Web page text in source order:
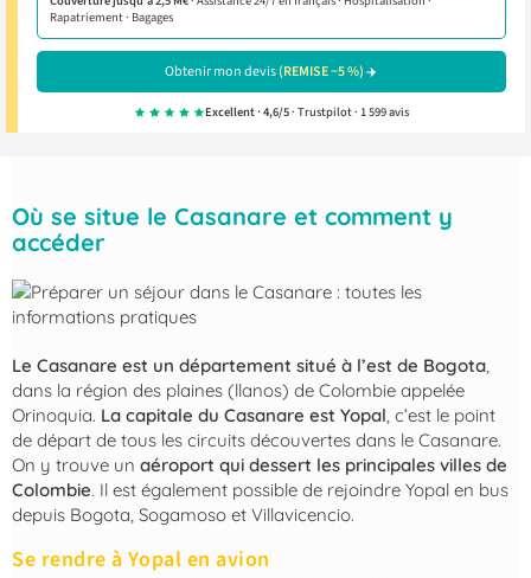
Rapatriement · Bagages
Obtenir mon devis(REMISE −5 %)
Excellent · 4,6/5· Trustpilot · 1 599 avis
Où se situe le Casanare et comment y
accéder
Le Casanare est un département situé à l’est de Bogota
dans la région des plaines (llanos) de Colombie appelée
Orinoquia. La capitale du Casanare est Yopal , c’est le point
de départ de tous les circuits découvertes dans le Casanare.
On y trouve un aéroport qui dessert les principales villes de
Colombie. Il est également possible de rejoindre Yopal en bus
depuis Bogota, Sogamoso et Villavicencio.
Se rendre à Yopal en avion